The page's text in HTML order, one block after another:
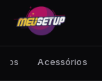
Acessórios